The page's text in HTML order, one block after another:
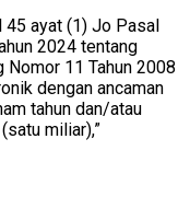
ayat (1) Jo Pasal
2024 tentang
Nomor 11 Tahun 2008
dengan ancaman
tahun dan/atau
miliar),”